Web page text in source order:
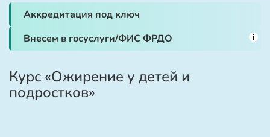
Аккредитация под ключ
Внесем в госуслуги/ФИС ФРДО
i
Курс «Ожирение у детей и
подростков»